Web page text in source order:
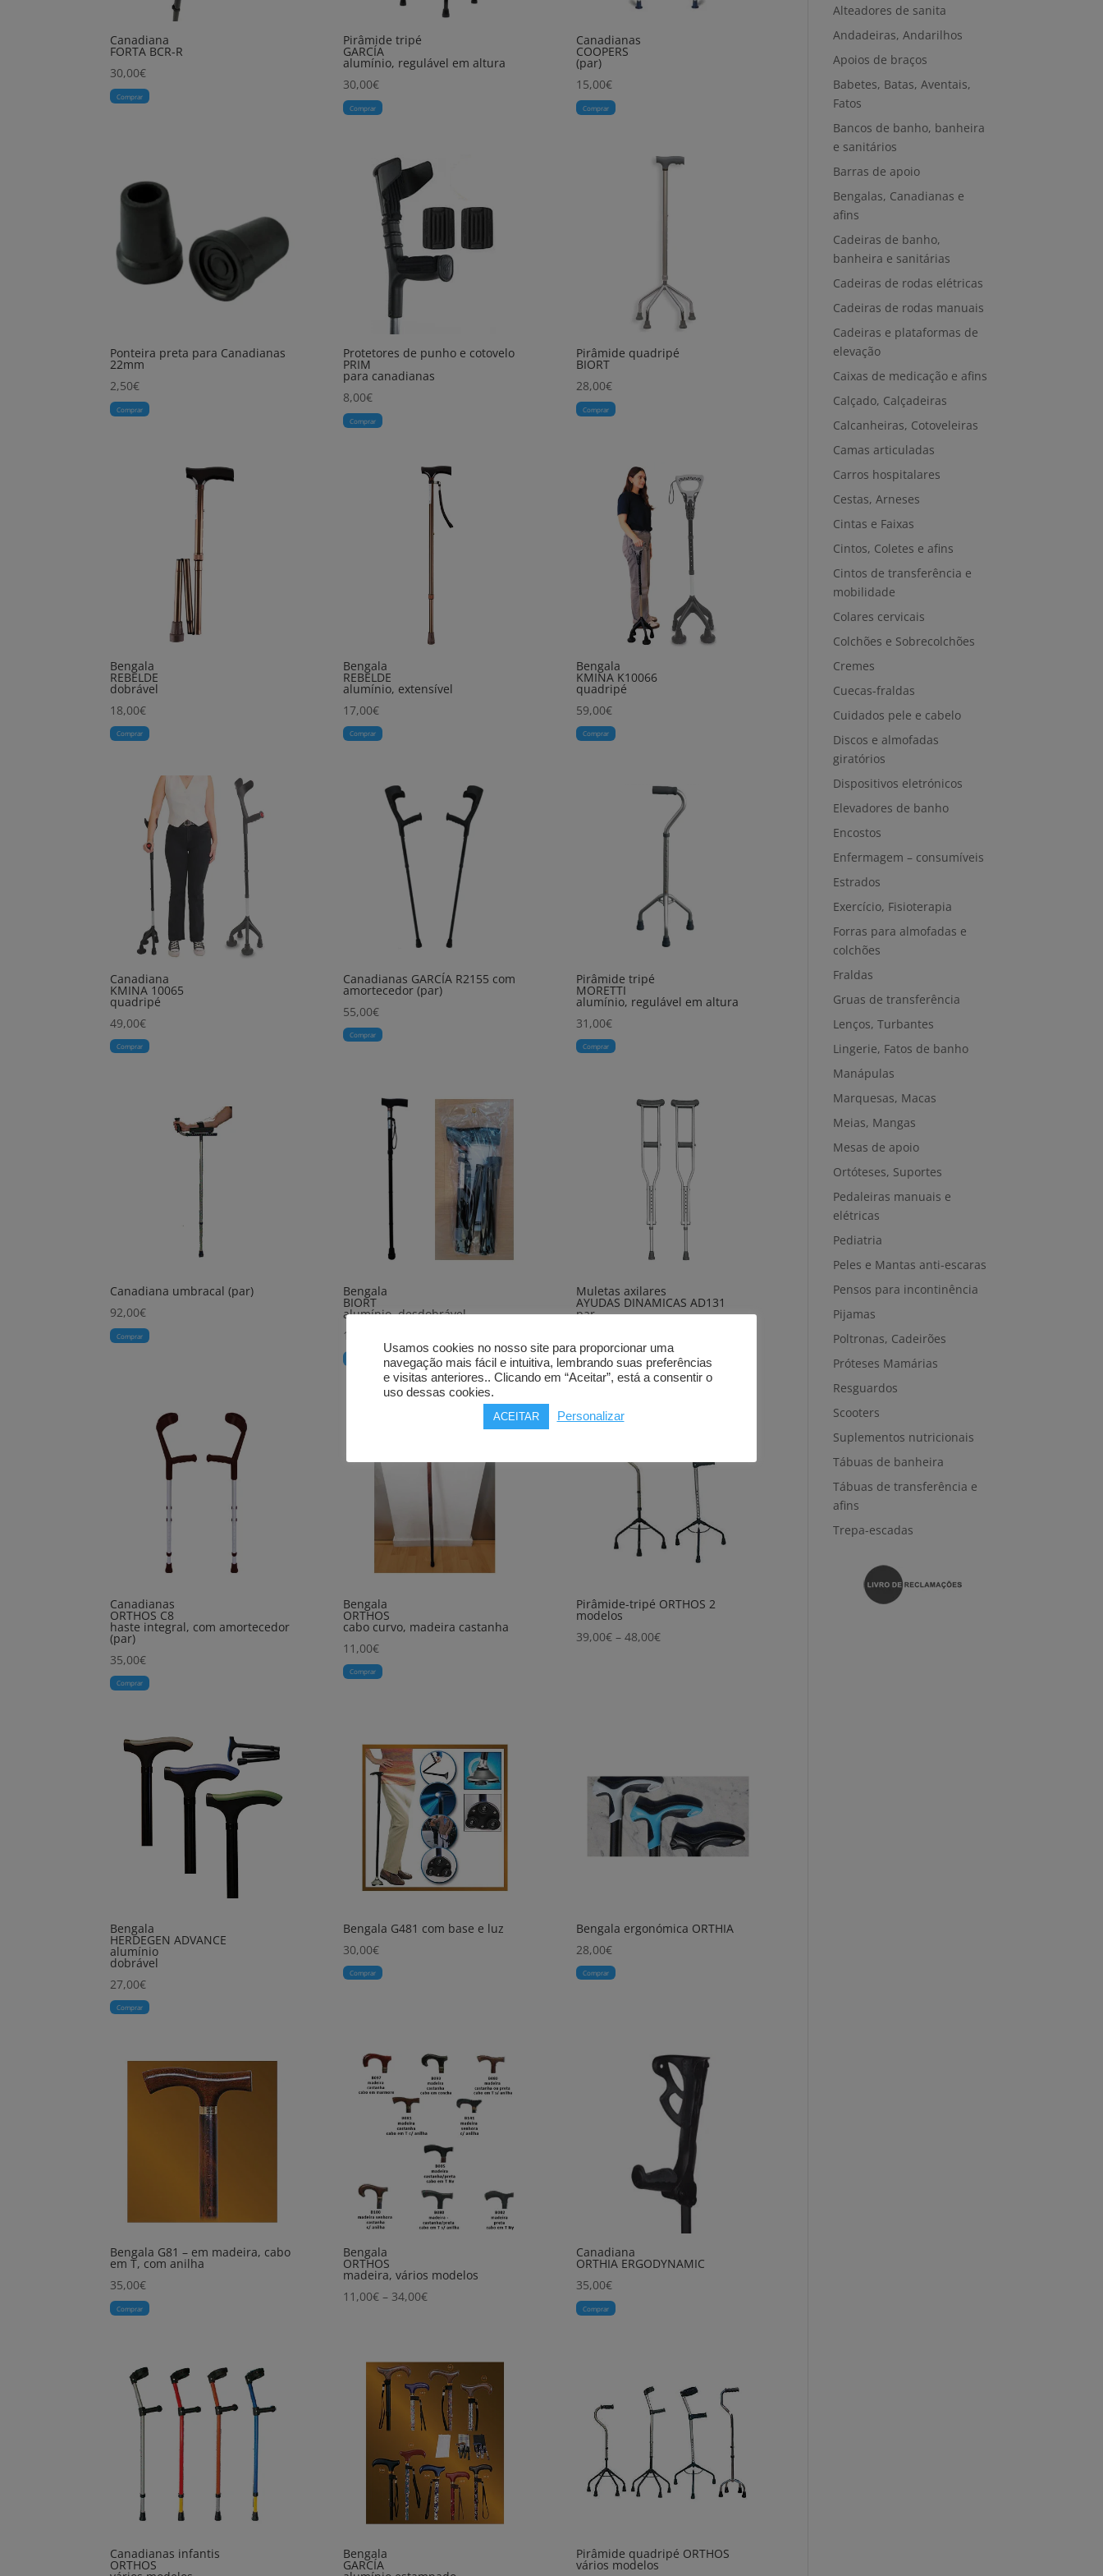
Canadiana
FORTA BCR-R
30,00€
Comprar
Pirâmide tripé
GARCÍA
alumínio, regulável em altura
30,00€
Comprar
Canadianas
COOPERS
(par)
15,00€
Comprar
Ponteira preta para Canadianas
22mm
2,50€
Comprar
Protetores de punho e cotovelo
PRIM
para canadianas
8,00€
Comprar
Pirâmide quadripé
BIORT
28,00€
Comprar
Bengala
REBELDE
dobrável
18,00€
Comprar
Bengala
REBELDE
alumínio, extensível
17,00€
Comprar
Bengala
KMINA K10066
quadripé
59,00€
Comprar
Canadiana
KMINA 10065
quadripé
49,00€
Comprar
Canadianas GARCÍA R2155 com
amortecedor (par)
55,00€
Comprar
Pirâmide tripé
MORETTI
alumínio, regulável em altura
31,00€
Comprar
Canadiana umbracal (par)
92,00€
Comprar
Bengala
BIORT
alumínio, desdobrável
18,00
Muletas axilares
AYUDAS DINAMICAS AD131
par
Comprar
Canadianas
ORTHOS C8
haste integral, com amortecedor
(par)
35,00€
Comprar
Bengala
ORTHOS
cabo curvo, madeira castanha
11,00€
Comprar
Pirâmide-tripé ORTHOS 2
modelos
39,00€ – 48,00€Price
Bengala
HERDEGEN ADVANCE
alumínio
dobrável
27,00€
Comprar
Bengala G481 com base e luz
30,00€
Comprar
Bengala ergonómica ORTHIA
28,00€
Comprar
Bengala G81 – em madeira, cabo
em T, com anilha
35,00€
Comprar
Bengala
ORTHOS
madeira, vários modelos
11,00€ – 34,00€Price
34,00€
Canadiana
ORTHIA ERGODYNAMIC
35,00€
Comprar
Canadianas infantis
ORTHOS
Bengala
GARCÍA
Pirâmide quadripé ORTHOS
vários modelos
Alteadores de sanita
Andadeiras, Andarilhos
Apoios de braços
Babetes, Batas, Aventais,
Fatos
Bancos de banho, banheira
e sanitários
Barras de apoio
Bengalas, Canadianas e
afins
Cadeiras de banho,
banheira e sanitárias
Cadeiras de rodas elétricas
Cadeiras de rodas manuais
Cadeiras e plataformas de
elevação
Caixas de medicação e afins
Calçado, Calçadeiras
Calcanheiras, Cotoveleiras
Camas articuladas
Carros hospitalares
Cestas, Arneses
Cintas e Faixas
Cintos, Coletes e afins
Cintos de transferência e
mobilidade
Colares cervicais
Colchões e Sobrecolchões
Cremes
Cuecas-fraldas
Cuidados pele e cabelo
Discos e almofadas
giratórios
Dispositivos eletrónicos
Elevadores de banho
Encostos
Enfermagem – consumíveis
Estrados
Exercício, Fisioterapia
Forras para almofadas e
colchões
Fraldas
Gruas de transferência
Lenços, Turbantes
Lingerie, Fatos de banho
Manápulas
Marquesas, Macas
Meias, Mangas
Mesas de apoio
Ortóteses, Suportes
Pedaleiras manuais e
elétricas
Pediatria
Peles e Mantas anti-escaras
Pensos para incontinência
Pijamas
Poltronas, Cadeirões
Próteses Mamárias
Resguardos
Scooters
Suplementos nutricionais
Tábuas de banheira
Tábuas de transferência e
afins
Trepa-escadas
Usamos cookies no nosso site para proporcionar uma
navegação mais fácil e intuitiva, lembrando suas preferências
e visitas anteriores.. Clicando em “Aceitar”, está a consentir o
uso dessas cookies.
ACEITAR Personalizar